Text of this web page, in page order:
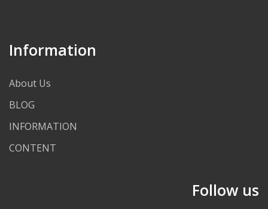
Information
About Us
BLOG
INFORMATION
CONTENT
Follow us